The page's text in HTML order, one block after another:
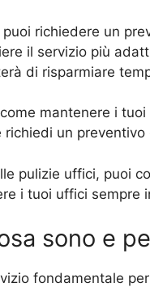
puoi richiedere un
il servizio più
di risparmiare
mantenere i
richiedi un
pulizie uffici, puoi
i tuoi uffici sempre
sono e
fondamentale